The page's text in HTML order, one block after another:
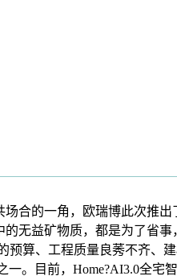
的一角，欧瑞博此次推出
无益矿物质，都是为了省
预算、工程质量良莠不齐、
。目前，Home?AI3.0全宅